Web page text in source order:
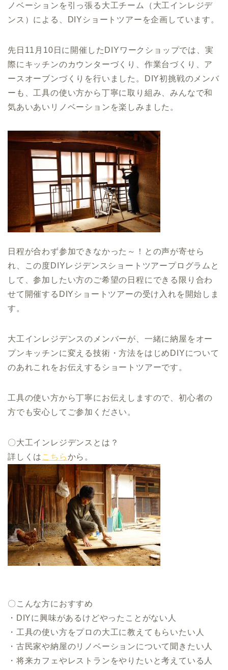
ノベーションを引っ張る大工チーム（大工インレジデ
ンス）による、DIYショートツアーを企画しています。
先日11月10日に開催したDIYワークショップでは、実
際にキッチンのカウンターづくり、作業台づくり、ア
ースオーブンづくりを行いました。DIY初挑戦のメンバ
ーも、工具の使い方から丁寧に取り組み、みんなで和
気あいあいリノベーションを楽しみました。
日程が合わず参加できなかった～！との声が寄せら
れ、この度DIYレジデンスショートツアープログラムと
して、参加したい方のご希望の日程にできる限り合わ
せて開催するDIYショートツアーの受け入れを開始しま
す。
大工インレジデンスのメンバーが、一緒に納屋をオー
プンキッチンに変える技術・方法をはじめDIYについて
のあれこれをお伝えするショートツアーです。
工具の使い方から丁寧にお伝えしますので、初心者の
方でも安心してご参加ください。
〇大工インレジデンスとは？
詳しくは こちらから。
〇こんな方におすすめ
・DIYに興味があるけどやったことがない人
・工具の使い方をプロの大工に教えてもらいたい人
・古民家や納屋のリノベーションについて聞きたい人
・将来カフェやレストランをやりたいと考えている人